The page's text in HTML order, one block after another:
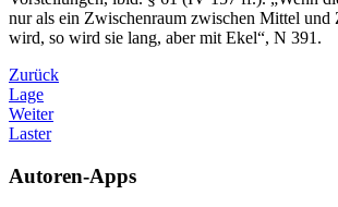
nur als ein Zwischenraum zwischen Mittel und
wird, so wird sie lang, aber mit Ekel“, N 391.
Zurück
Lage
Weiter
Laster
Autoren-Apps